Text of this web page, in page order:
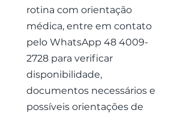
rotina com orientação
médica, entre em contato
pelo WhatsApp 48 4009-
2728 para verificar
disponibilidade,
documentos necessários e
possíveis orientações de